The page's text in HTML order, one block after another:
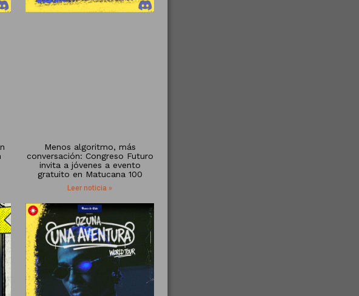
Menos algoritmo, más
conversación: Congreso Futuro
invita a jóvenes a evento
gratuito en Matucana 100
Leer noticia »